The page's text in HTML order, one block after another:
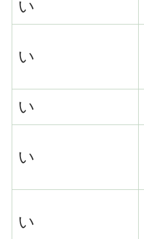
い
い
い
い
い